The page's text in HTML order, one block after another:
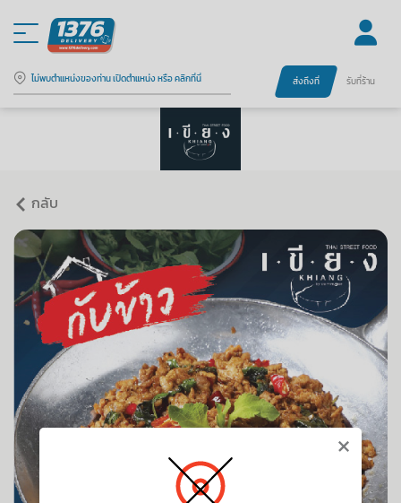
ไม่พบตำแหน่งของท่าน เปิดตำแหน่ง หรือ คลิกที่นี่ ส่งถึงที่ รับที่ร้าน
กลับ
×